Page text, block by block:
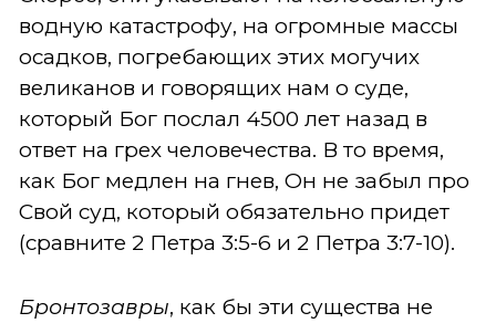
водную катастрофу, на огромные массы
осадков, погребающих этих могучих
великанов и говорящих нам о суде,
который Бог послал 4500 лет назад в
ответ на грех человечества. В то время,
как Бог медлен на гнев, Он не забыл про
Свой суд, который обязательно придет
(сравните 2 Петра 3:5-6 и 2 Петра 3:7-10).
Бронтозавры, как бы эти существа не